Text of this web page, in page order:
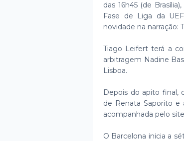
das 16h45 (de
Fase de Liga da
novidade na narração:
Tiago Leifert terá a
arbitragem Nadine
Lisboa.
Depois do apito final,
de Renata Saporito
acompanhada pelo
O Barcelona inicia a